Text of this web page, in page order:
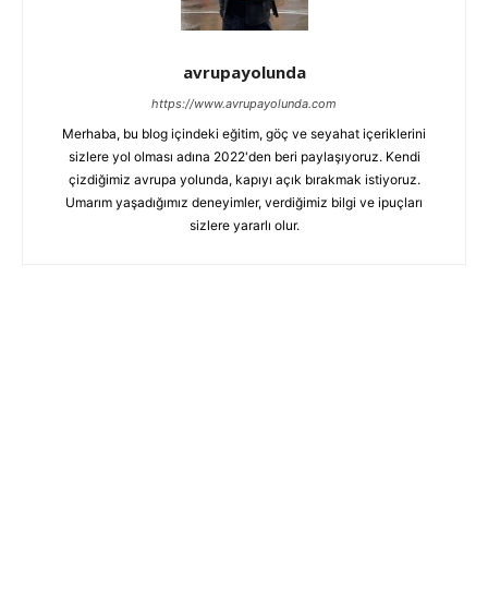
avrupayolunda
https://www.avrupayolunda.com
Merhaba, bu blog içindeki eğitim, göç ve seyahat içeriklerini
sizlere yol olması adına 2022'den beri paylaşıyoruz. Kendi
çizdiğimiz avrupa yolunda, kapıyı açık bırakmak istiyoruz.
Umarım yaşadığımız deneyimler, verdiğimiz bilgi ve ipuçları
sizlere yararlı olur.